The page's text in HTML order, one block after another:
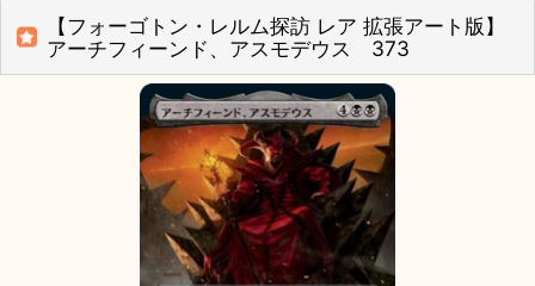
【フォーゴトン・レルム探訪 レア 拡張アート版】
アーチフィーンド、アスモデウス 373